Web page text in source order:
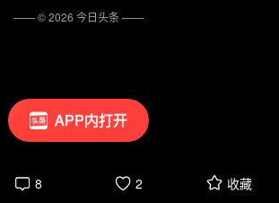
APP内打开
8 2 收藏
—— ©2026 今日头条——